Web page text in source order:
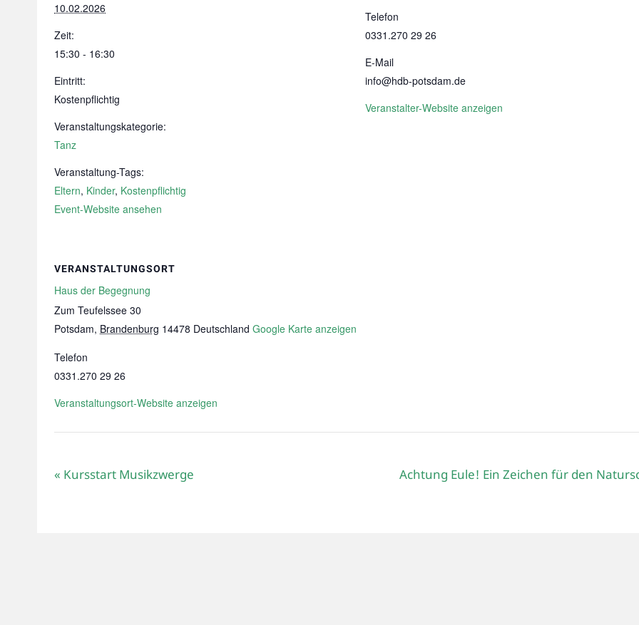
10.02.2026
Zeit:
15:30 - 16:30
Eintritt:
Kostenpflichtig
Veranstaltungskategorie:
Tanz
Veranstaltung-Tags:
Eltern, Kinder, Kostenpflichtig
Event-Website ansehen
Telefon
0331.270 29 26
E-Mail
info@hdb-potsdam.de
Veranstalter-Website anzeigen
VERANSTALTUNGSORT
Haus der Begegnung
Zum Teufelssee 30
Potsdam, Brandenburg 14478 Deutschland Google Karte anzeigen
Telefon
0331.270 29 26
Veranstaltungsort-Website anzeigen
« Kursstart Musikzwerge Achtung Eule! Ein Zeichen für den